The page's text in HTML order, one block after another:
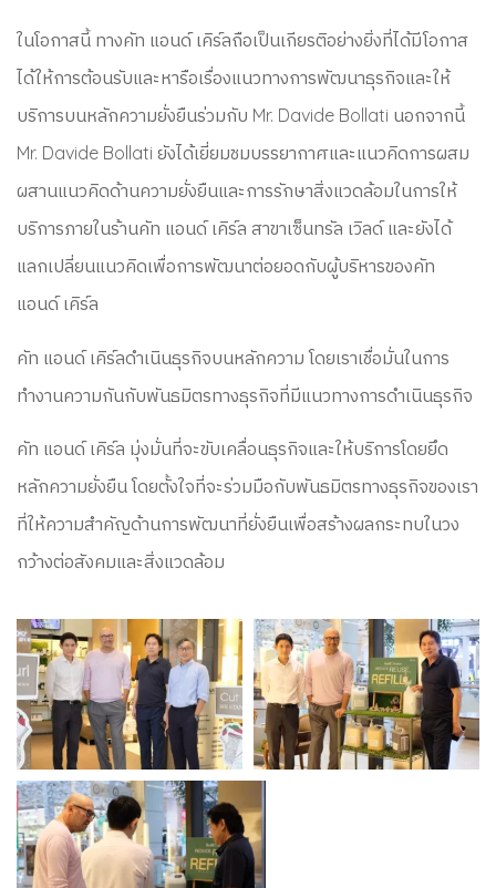
ในโอกาสนี้ ทางคัท แอนด์ เคิร์ลถือเป็นเกียรติอย่างยิ่งที่ได้มีโอกาส
ได้ให้การต้อนรับและหารือเรื่องแนวทางการพัฒนาธุรกิจและให้
บริการบนหลักความยั่งยืนร่วมกับ Mr. Davide Bollati นอกจากนี้
Mr. Davide Bollati ยังได้เยี่ยมชมบรรยากาศและแนวคิดการผสม
ผสานแนวคิดด้านความยั่งยืนและการรักษาสิ่งแวดล้อมในการให้
บริการภายในร้านคัท แอนด์ เคิร์ล สาขาเซ็นทรัล เวิลด์ และยังได้
แลกเปลี่ยนแนวคิดเพื่อการพัฒนาต่อยอดกับผู้บริหารของคัท
แอนด์ เคิร์ล
คัท แอนด์ เคิร์ลดำเนินธุรกิจบนหลักความ โดยเราเชื่อมั่นในการ
ทำงานความกันกับพันธมิตรทางธุรกิจที่มีแนวทางการดำเนินธุรกิจ
คัท แอนด์ เคิร์ล มุ่งมั่นที่จะขับเคลื่อนธุรกิจและให้บริการโดยยึด
หลักความยั่งยืน โดยตั้งใจที่จะร่วมมือกับพันธมิตรทางธุรกิจของเรา
ที่ให้ความสำคัญด้านการพัฒนาที่ยั่งยืนเพื่อสร้างผลกระทบในวง
กว้างต่อสังคมและสิ่งแวดล้อม